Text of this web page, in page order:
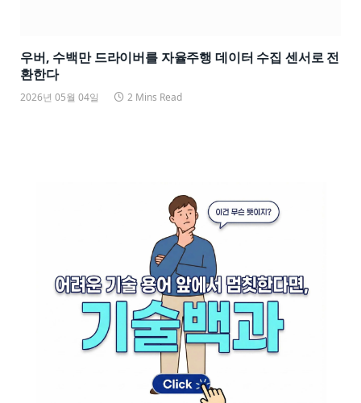
우버, 수백만 드라이버를 자율주행 데이터 수집 센서로 전
환한다
2026년 05월 04일 2 Mins Read